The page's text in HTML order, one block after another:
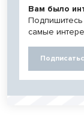
Вам было
самые